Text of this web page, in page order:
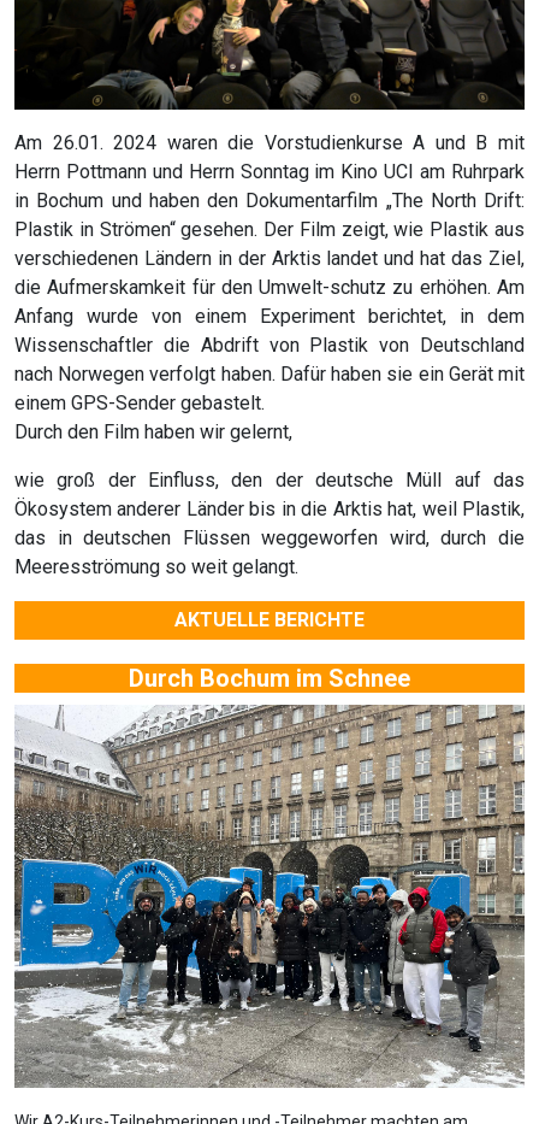
Am 26.01. 2024 waren die Vorstudienkurse A und B mit
Herrn Pottmann und Herrn Sonntag im Kino UCI am Ruhrpark
in Bochum und haben den Dokumentarfilm „The North Drift:
Plastik in Strömen“ gesehen. Der Film zeigt, wie Plastik aus
verschiedenen Ländern in der Arktis landet und hat das Ziel,
die Aufmerskamkeit für den Umwelt-schutz zu erhöhen. Am
Anfang wurde von einem Experiment berichtet, in dem
Wissenschaftler die Abdrift von Plastik von Deutschland
nach Norwegen verfolgt haben. Dafür haben sie ein Gerät mit
einem GPS-Sender gebastelt.
Durch den Film haben wir gelernt,
wie groß der Einfluss, den der deutsche Müll auf das
Ökosystem anderer Länder bis in die Arktis hat, weil Plastik,
das in deutschen Flüssen weggeworfen wird, durch die
Meeresströmung so weit gelangt.
AKTUELLE BERICHTE
Durch Bochum im Schnee